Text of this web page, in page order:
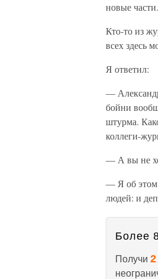
новые
Кто-то из
всех здесь
Я ответил:
—
бойни
штурма.
коллеги-
— А вы не
— Я об этом
людей: и
Более
Получи